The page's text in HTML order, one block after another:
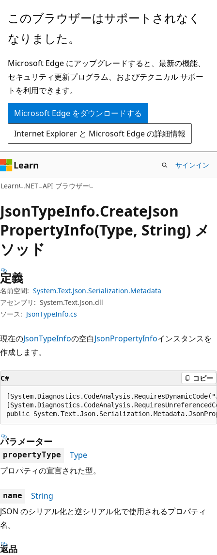
メ
ン
ン
テ
ン
ツ
に
ス
キ
ッ
プ
ペ
ジ
ナ
ビ
ゲ
ー
シ
ョ
ン
に
ス
キ
プ
このブラウザーはサポートされなく
なりました。
Microsoft Edge にアップグレードすると、最新の機能、
セキュリティ更新プログラム、およびテクニカル サポー
トを利用できます。
Microsoft Edge をダウンロードする
Internet Explorer と Microsoft Edge の詳細情報
Learn サインイン
Learn .NET API ブラウザー
JsonTypeInfo.CreateJson
PropertyInfo(Type, String) メ
ソッド
定義
名前空間: System.Text.Json.Serialization.Metadata
アセンブリ: System.Text.Json.dll
ソース: JsonTypeInfo.cs
現在のJsonTypeInfoの空白JsonPropertyInfoインスタンスを
作成します。
C# コピー
public
パラメーター
propertyType
Type
プロパティの宣言された型。
name
String
JSON のシリアル化と逆シリアル化で使用されるプロパティ
名。
返品